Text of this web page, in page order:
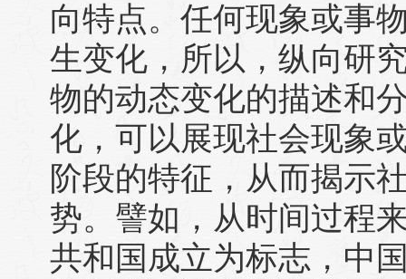
向特点。任何现象或事
生变化，所以，纵向研
物的动态变化的描述和
化，可以展现社会现象
阶段的特征，从而揭示
势。譬如，从时间过程
共和国成立为标志，中